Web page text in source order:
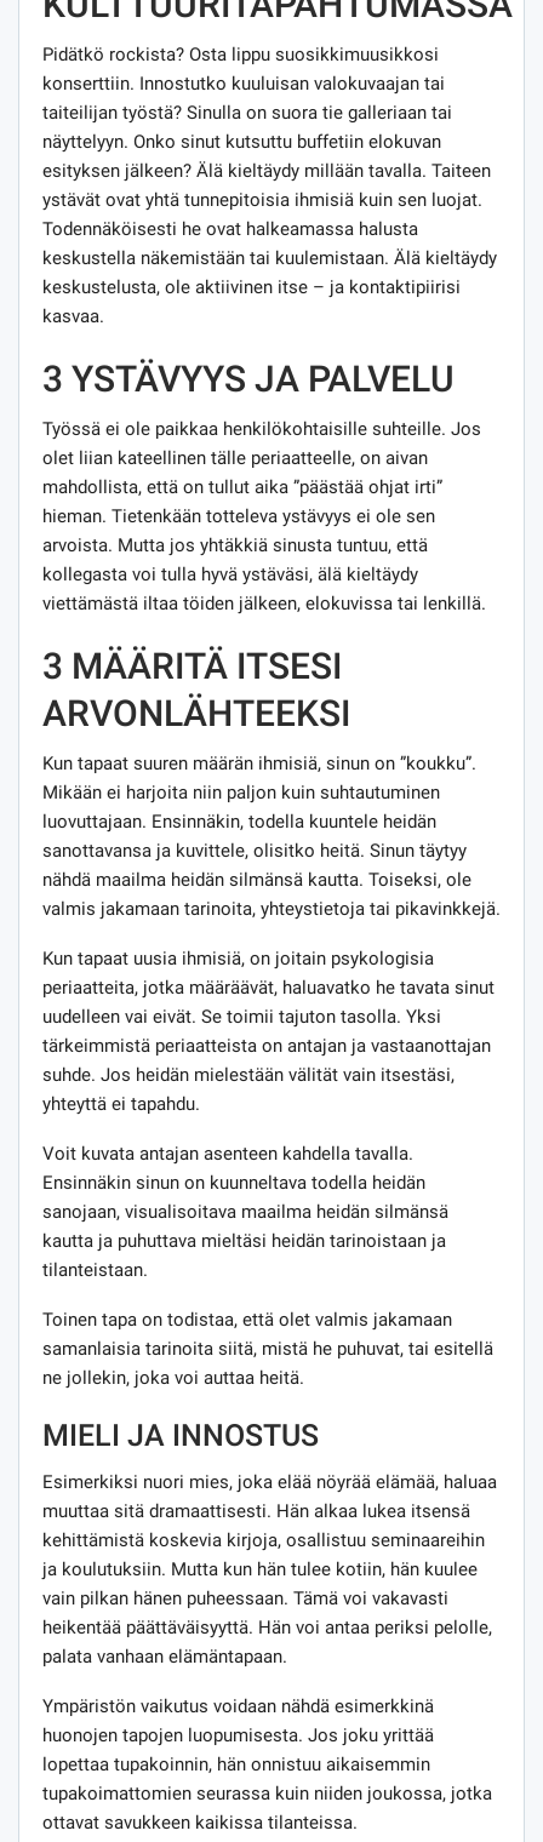
Pidätkö rockista? Osta lippu suosikkimuusikkosi
konserttiin. Innostutko kuuluisan valokuvaajan tai
taiteilijan työstä? Sinulla on suora tie galleriaan tai
näyttelyyn. Onko sinut kutsuttu buffetiin elokuvan
esityksen jälkeen? Älä kieltäydy millään tavalla. Taiteen
ystävät ovat yhtä tunnepitoisia ihmisiä kuin sen luojat.
Todennäköisesti he ovat halkeamassa halusta
keskustella näkemistään tai kuulemistaan. Älä kieltäydy
keskustelusta, ole aktiivinen itse – ja kontaktipiirisi
kasvaa.
3 YSTÄVYYS JA PALVELU
Työssä ei ole paikkaa henkilökohtaisille suhteille. Jos
olet liian kateellinen tälle periaatteelle, on aivan
mahdollista, että on tullut aika ”päästää ohjat irti”
hieman. Tietenkään totteleva ystävyys ei ole sen
arvoista. Mutta jos yhtäkkiä sinusta tuntuu, että
kollegasta voi tulla hyvä ystäväsi, älä kieltäydy
viettämästä iltaa töiden jälkeen, elokuvissa tai lenkillä.
3 MÄÄRITÄ ITSESI
ARVONLÄHTEEKSI
Kun tapaat suuren määrän ihmisiä, sinun on ”koukku”.
Mikään ei harjoita niin paljon kuin suhtautuminen
luovuttajaan. Ensinnäkin, todella kuuntele heidän
sanottavansa ja kuvittele, olisitko heitä. Sinun täytyy
nähdä maailma heidän silmänsä kautta. Toiseksi, ole
valmis jakamaan tarinoita, yhteystietoja tai pikavinkkejä.
Kun tapaat uusia ihmisiä, on joitain psykologisia
periaatteita, jotka määräävät, haluavatko he tavata sinut
uudelleen vai eivät. Se toimii tajuton tasolla. Yksi
tärkeimmistä periaatteista on antajan ja vastaanottajan
suhde. Jos heidän mielestään välität vain itsestäsi,
yhteyttä ei tapahdu.
Voit kuvata antajan asenteen kahdella tavalla.
Ensinnäkin sinun on kuunneltava todella heidän
sanojaan, visualisoitava maailma heidän silmänsä
kautta ja puhuttava mieltäsi heidän tarinoistaan ​​ja
tilanteistaan.
Toinen tapa on todistaa, että olet valmis jakamaan
samanlaisia ​​tarinoita siitä, mistä he puhuvat, tai esitellä
ne jollekin, joka voi auttaa heitä.
MIELI JA INNOSTUS
Esimerkiksi nuori mies, joka elää nöyrää elämää, haluaa
muuttaa sitä dramaattisesti. Hän alkaa lukea itsensä
kehittämistä koskevia kirjoja, osallistuu seminaareihin
ja koulutuksiin. Mutta kun hän tulee kotiin, hän kuulee
vain pilkan hänen puheessaan. Tämä voi vakavasti
heikentää päättäväisyyttä. Hän voi antaa periksi pelolle,
palata vanhaan elämäntapaan.
Ympäristön vaikutus voidaan nähdä esimerkkinä
huonojen tapojen luopumisesta. Jos joku yrittää
lopettaa tupakoinnin, hän onnistuu aikaisemmin
tupakoimattomien seurassa kuin niiden joukossa, jotka
ottavat savukkeen kaikissa tilanteissa.